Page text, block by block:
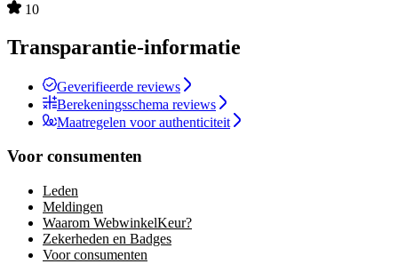
10
Transparantie-informatie
Geverifieerde reviews
Berekeningsschema reviews
Maatregelen voor authenticiteit
Voor consumenten
Leden
Meldingen
Waarom WebwinkelKeur?
Zekerheden en Badges
Voor consumenten